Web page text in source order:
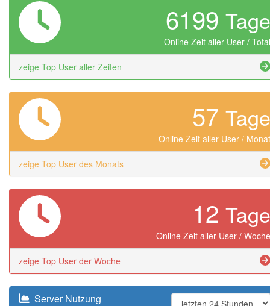
6199 Tage
Online Zeit aller User / Total
zeige Top User aller Zeiten
57 Tage
Online Zeit aller User / Monat
zeige Top User des Monats
12 Tage
Online Zeit aller User / Woche
zeige Top User der Woche
Server Nutzung